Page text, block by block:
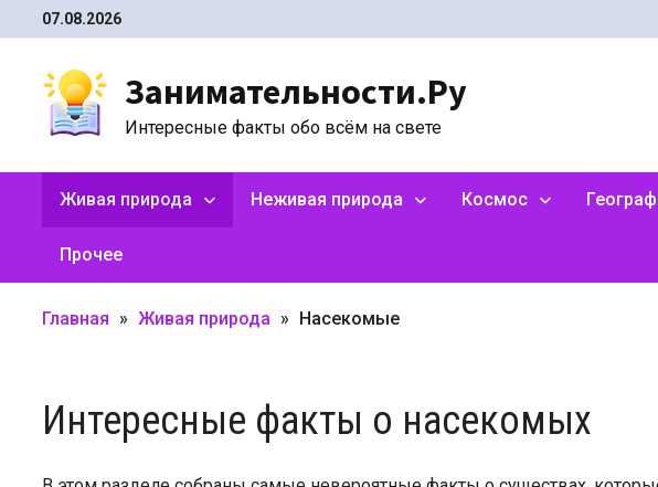
Перейти
к
содержимому
07.08.2026
Занимательности.Ру
Интересные факты обо всём на свете
Живая природа Неживая природа Космос
Прочее
Главная » Живая природа » Насекомые
Интересные факты о насекомых